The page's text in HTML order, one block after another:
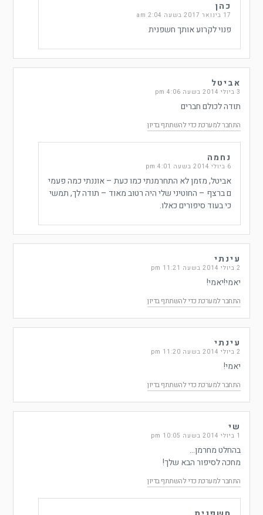
כהן
17 בינואר 2017 בשעה 2:04 am
פנוי לקרוע אותך חשפנית
אביטל
3 ביולי 2014 בשעה 4:06 pm
תודה לכולם חברים
התחבר למערכת כדי להשתתף בדיון
נחמה
6 ביולי 2014 בשעה 4:01 pm
אביטל, מזמן לא התחרמנתי כמו כעת – אוננתי כמה פעמי
ם ברצף – החוטיני שלי היה רטוב מאוד – תודה לך, תמשי
כי בעוד סיפורים כאלו.
עינתי
2 ביולי 2014 בשעה 11:21 pm
יאמי!יאמי!
התחבר למערכת כדי להשתתף בדיון
עינתי
2 ביולי 2014 בשעה 11:20 pm
יאמי!
התחבר למערכת כדי להשתתף בדיון
שי
1 ביולי 2014 בשעה 10:05 pm
בהחלט מחרמן…
מחכה לסיפור הבא שלך!
התחבר למערכת כדי להשתתף בדיון